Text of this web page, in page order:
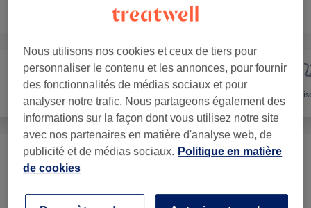
Recherchez dans notre liste de prestations
Manucure et
Beauté des pieds
Épilation
FORFAIT CIRE à partir de 32 €
Femme - Épilation À La Cire (11) à partir de 7 €
Nous utilisons nos cookies et ceux de tiers pour
personnaliser le contenu et les annonces, pour fournir
des fonctionnalités de médias sociaux et pour
analyser notre trafic. Nous partageons également des
informations sur la façon dont vous utilisez notre site
avec nos partenaires en matière d'analyse web, de
publicité et de médias sociaux. Politique en matière
de cookies